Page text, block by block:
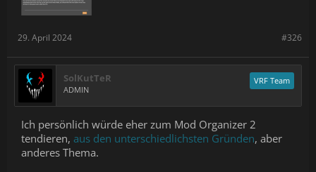
#326
29. April 2024
SolKutTeR
ADMIN
VRF Team
Ich persönlich würde eher zum Mod Organizer 2
tendieren, aus den unterschiedlichsten Gründen, aber
anderes Thema.